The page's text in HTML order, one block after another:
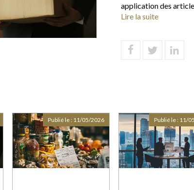
application des
Lire la suite
Publié le : 11/05/2026 Publié le : 11/